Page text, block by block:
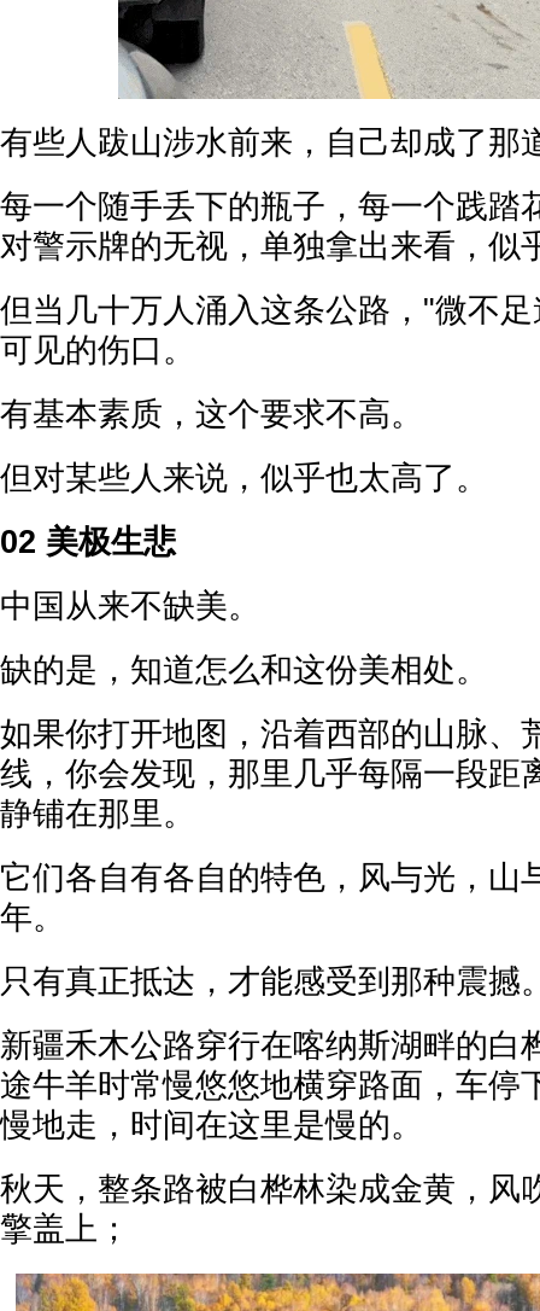
有些人跋山涉水前来，自己却成了
每一个随手丢下的瓶子，每一个践踏
对警示牌的无视，单独拿出来看，似
但当几十万人涌入这条公路，"微不
可见的伤口。
有基本素质，这个要求不高。
但对某些人来说，似乎也太高了。
02 美极生悲
中国从来不缺美。
缺的是，知道怎么和这份美相处。
如果你打开地图，沿着西部的山脉、
线，你会发现，那里几乎每隔一段距
静铺在那里。
它们各自有各自的特色，风与光，山
年。
只有真正抵达，才能感受到那种震撼
新疆禾木公路穿行在喀纳斯湖畔的白
途牛羊时常慢悠悠地横穿路面，车停
慢地走，时间在这里是慢的。
秋天，整条路被白桦林染成金黄，风
擎盖上；